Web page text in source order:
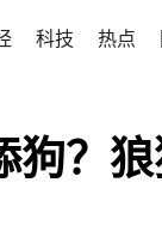
科技 热点
狗？